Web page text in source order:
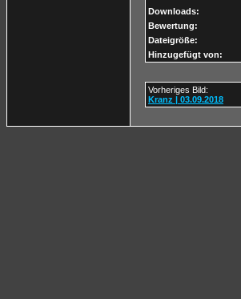
Downloads:
Bewertung:
Dateigröße:
Hinzugefügt von:
Vorheriges Bild:
Kranz | 03.09.2018